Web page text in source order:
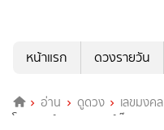
หน้าแรก
ดวงรายวัน
อ่าน ดูดวง เลขมงคล
โดย เบอร์รวย อาจารย์จิ๊บ 56